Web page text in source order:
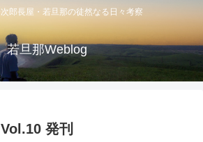
郎長屋・若旦那の徒然なる日々考察
若旦那Weblog
発刊